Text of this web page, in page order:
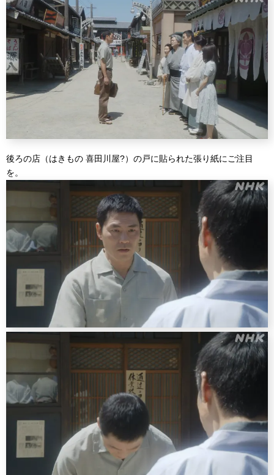
後ろの店（はきもの 喜田川屋?）の戸に貼られた張り紙にご注目
を。